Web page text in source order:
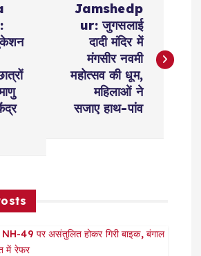
Jamshedp
ur: जुगसलाई
दादी मंदिर में
मंगसीर नवमी
महोत्सव की धूम,
महिलाओं ने
सजाए हाथ-पांव